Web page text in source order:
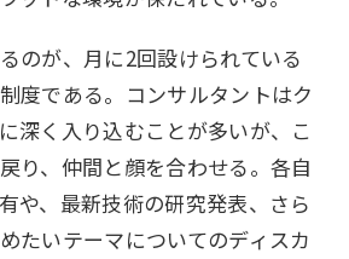
のが、月に2回設けられている
度である。コンサルタントはク
深く入り込むことが多いが、こ
り、仲間と顔を合わせる。各自
や、最新技術の研究発表、さら
たいテーマについてのディスカ